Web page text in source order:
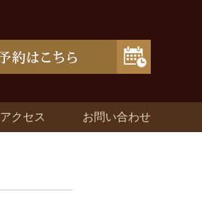
アクセス お問い合わせ